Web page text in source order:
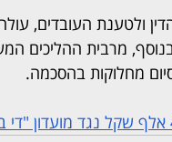
ולטענת העובדים,
מרבית ההליכים
מחלוקות בהסכמה.